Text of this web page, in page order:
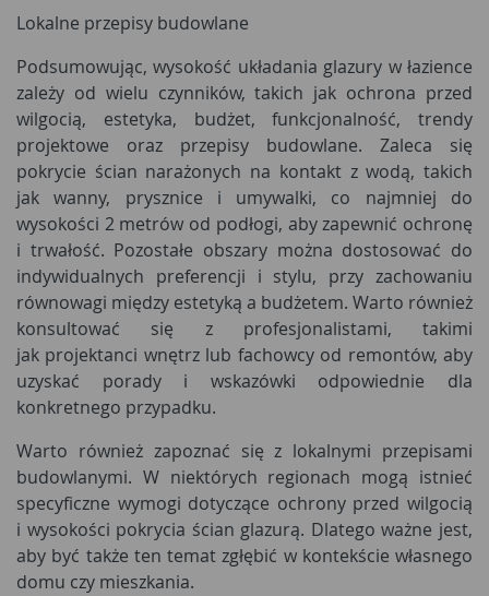
Lokalne przepisy budowlane
Podsumowując, wysokość układania glazury w łazience
zależy od wielu czynników, takich jak ochrona przed
wilgocią, estetyka, budżet, funkcjonalność, trendy
projektowe oraz przepisy budowlane. Zaleca się
pokrycie ścian narażonych na kontakt z wodą, takich
jak wanny, prysznice i umywalki, co najmniej do
wysokości 2 metrów od podłogi, aby zapewnić ochronę
i trwałość. Pozostałe obszary można dostosować do
indywidualnych preferencji i stylu, przy zachowaniu
równowagi między estetyką a budżetem. Warto również
konsultować się z profesjonalistami, takimi
jak projektanci wnętrz lub fachowcy od remontów, aby
uzyskać porady i wskazówki odpowiednie dla
konkretnego przypadku.
Warto również zapoznać się z lokalnymi przepisami
budowlanymi. W niektórych regionach mogą istnieć
specyficzne wymogi dotyczące ochrony przed wilgocią
i wysokości pokrycia ścian glazurą. Dlatego ważne jest,
aby być także ten temat zgłębić w kontekście własnego
domu czy mieszkania.